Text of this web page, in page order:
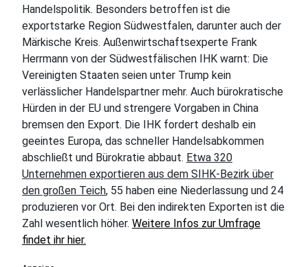
Handelspolitik. Besonders betroffen ist die
exportstarke Region Südwestfalen, darunter auch der
Märkische Kreis. Außenwirtschaftsexperte Frank
Herrmann von der Südwestfälischen IHK warnt: Die
Vereinigten Staaten seien unter Trump kein
verlässlicher Handelspartner mehr. Auch bürokratische
Hürden in der EU und strengere Vorgaben in China
bremsen den Export. Die IHK fordert deshalb ein
geeintes Europa, das schneller Handelsabkommen
abschließt und Bürokratie abbaut. Etwa 320
Unternehmen exportieren aus dem SIHK-Bezirk über
den großen Teich, 55 haben eine Niederlassung und 24
produzieren vor Ort. Bei den indirekten Exporten ist die
Zahl wesentlich höher. Weitere Infos zur Umfrage
findet ihr hier.